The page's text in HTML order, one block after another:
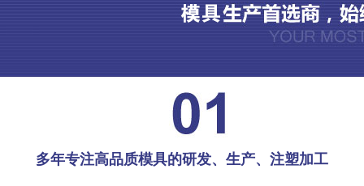
多年专注高品质模具的研发、生产、注塑加工